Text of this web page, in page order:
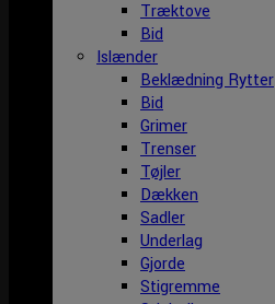
Træktove
Bid
Islænder
Beklædning Rytter
Bid
Grimer
Trenser
Tøjler
Dækken
Sadler
Underlag
Gjorde
Stigremme